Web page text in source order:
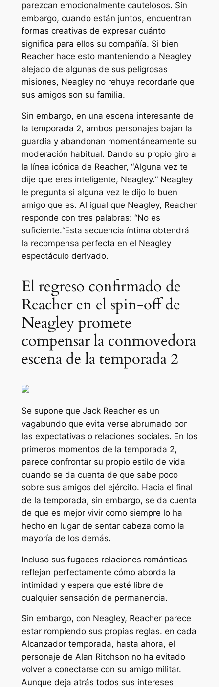
parezcan emocionalmente cautelosos. Sin
embargo, cuando están juntos, encuentran
formas creativas de expresar cuánto
significa para ellos su compañía. Si bien
Reacher hace esto manteniendo a Neagley
alejado de algunas de sus peligrosas
misiones, Neagley no rehuye recordarle que
sus amigos son su familia.
Sin embargo, en una escena interesante de
la temporada 2, ambos personajes bajan la
guardia y abandonan momentáneamente su
moderación habitual. Dando su propio giro a
la línea icónica de Reacher, “Alguna vez te
dije que eres inteligente, Neagley.” Neagley
le pregunta si alguna vez le dijo lo buen
amigo que es. Al igual que Neagley, Reacher
responde con tres palabras: “No es
suficiente.“Esta secuencia íntima obtendrá
la recompensa perfecta en el Neagley
espectáculo derivado.
El regreso confirmado de
Reacher en el spin-off de
Neagley promete
compensar la conmovedora
escena de la temporada 2
Se supone que Jack Reacher es un
vagabundo que evita verse abrumado por
las expectativas o relaciones sociales. En los
primeros momentos de la temporada 2,
parece confrontar su propio estilo de vida
cuando se da cuenta de que sabe poco
sobre sus amigos del ejército. Hacia el final
de la temporada, sin embargo, se da cuenta
de que es mejor vivir como siempre lo ha
hecho en lugar de sentar cabeza como la
mayoría de los demás.
Incluso sus fugaces relaciones románticas
reflejan perfectamente cómo aborda la
intimidad y espera que esté libre de
cualquier sensación de permanencia.
Sin embargo, con Neagley, Reacher parece
estar rompiendo sus propias reglas. en cada
Alcanzadortemporada, hasta ahora, el
personaje de Alan Ritchson no ha evitado
volver a conectarse con su amigo militar.
Aunque deja atrás todos sus intereses